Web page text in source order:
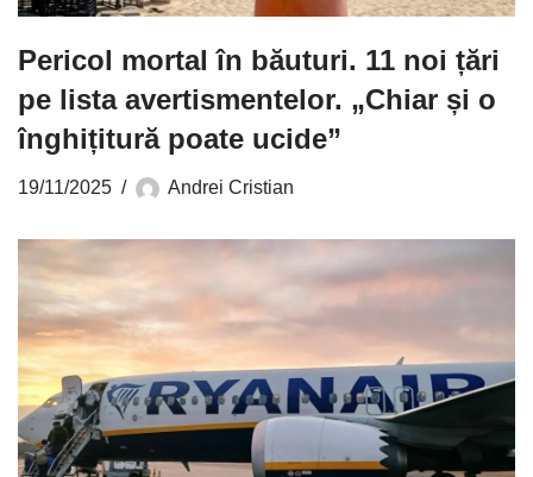
Pericol mortal în băuturi. 11 noi țări
pe lista avertismentelor. „Chiar și o
înghițitură poate ucide”
19/11/2025 Andrei Cristian